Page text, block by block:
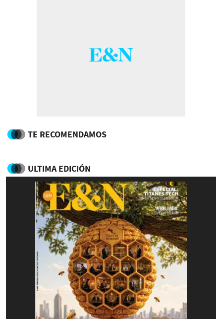
TE RECOMENDAMOS
ULTIMA EDICIÓN